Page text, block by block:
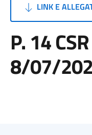
LINK E
P. 14
8/07/